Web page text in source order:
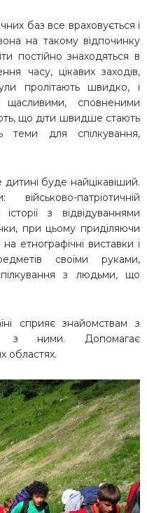
баз все враховується і
на такому відпочинку
постійно знаходяться в
часу, цікавих заходів,
пролітають швидко, і
сповненими
що діти швидше стають
теми для спілкування,
буде найцікавіший.
патріотичній
з відвідуваннями
при цьому приділяючи
на етнографічні виставки і
своїми руками,
з людьми, що
сприяє знайомствам з
з ними. Допомагає
областях.